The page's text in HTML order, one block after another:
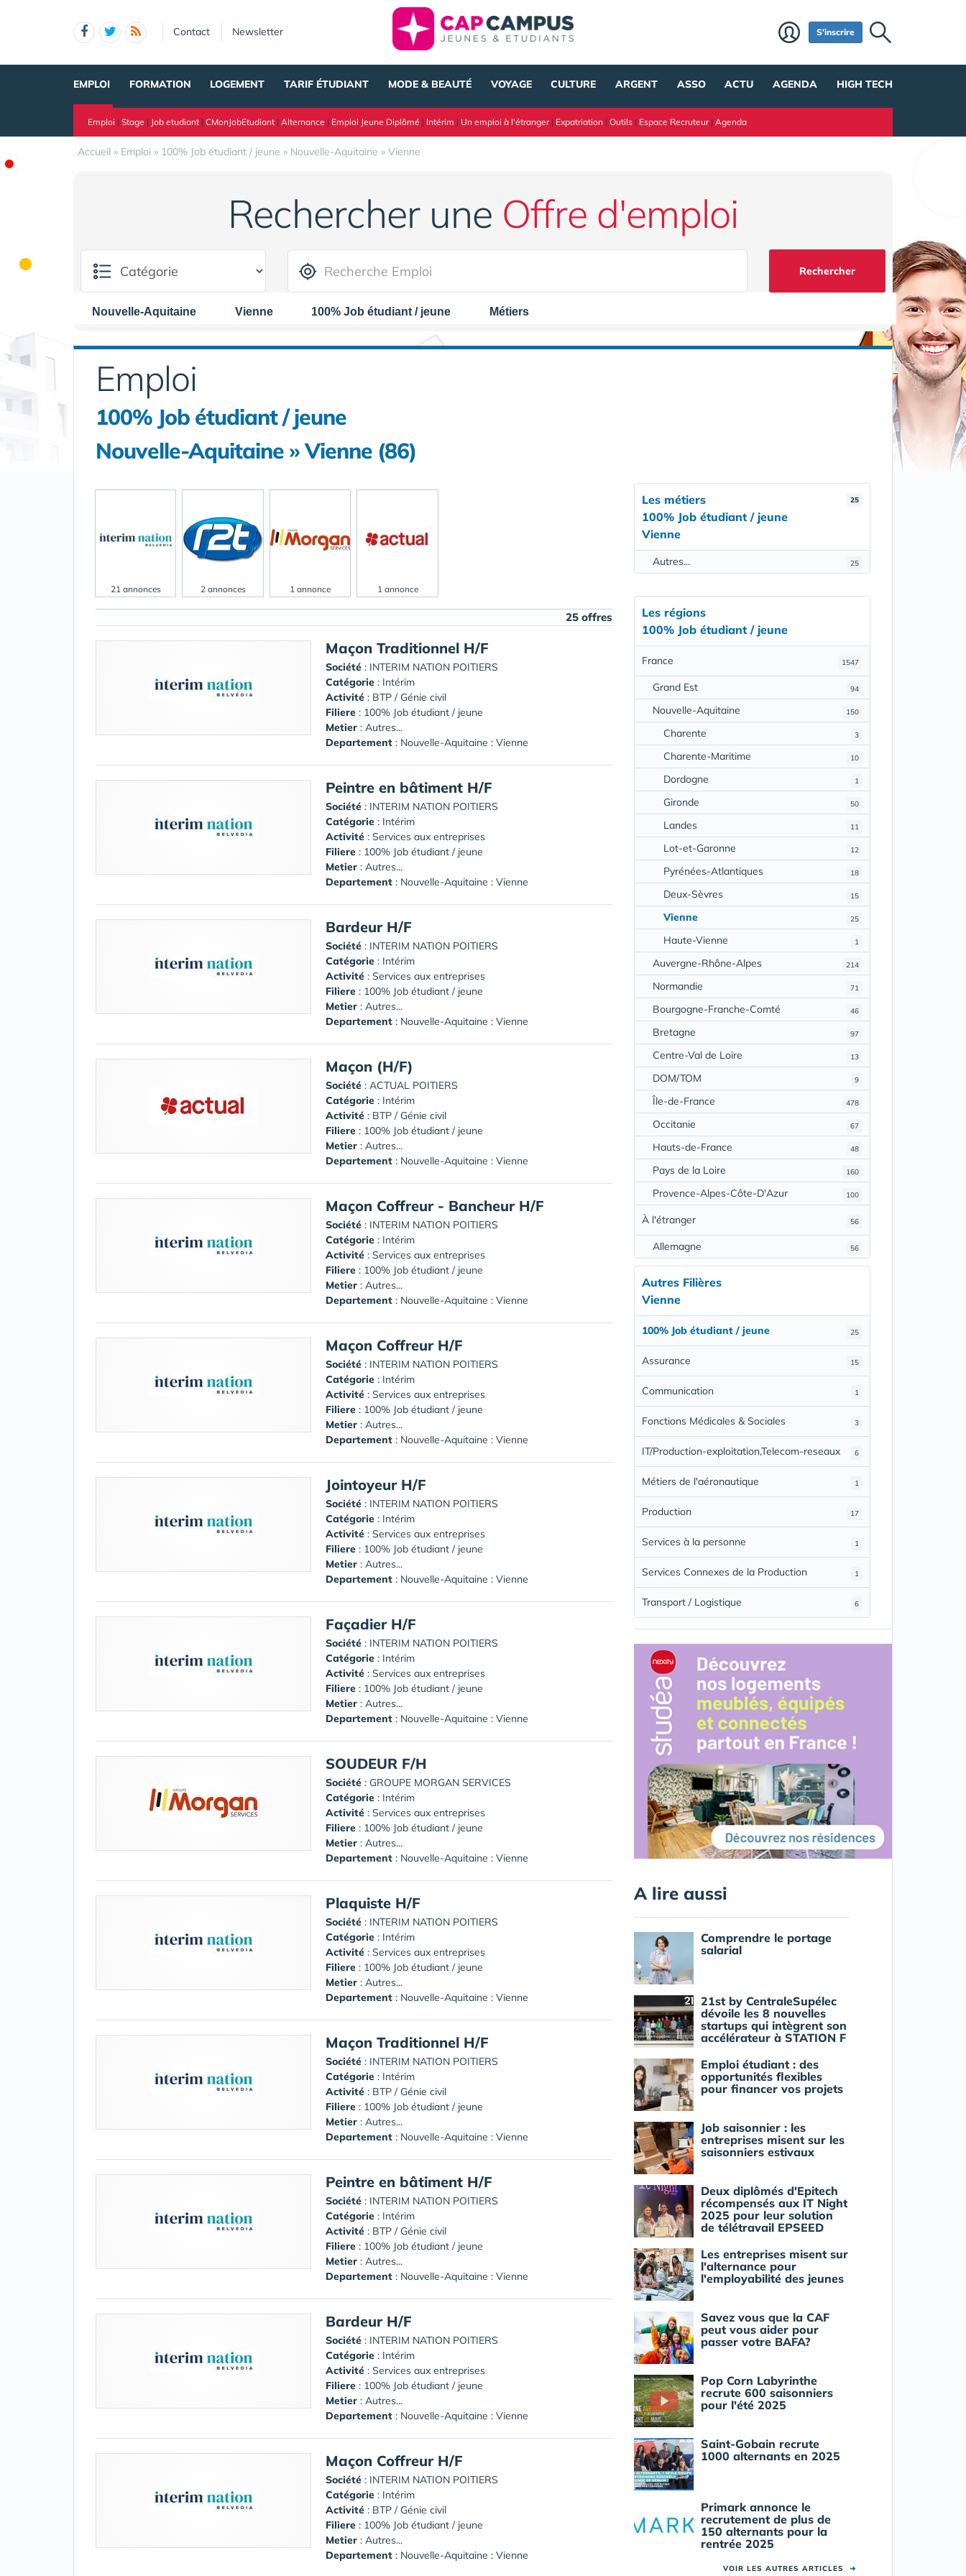
Contact Newsletter S'inscrire
EMPLOI FORMATION LOGEMENT TARIF ÉTUDIANT MODE & BEAUTÉ VOYAGE CULTURE ARGENT ASSO ACTU AGENDA HIGH TECH
Emploi | Stage | Job etudiant | CMonJobEtudiant | Alternance | Emploi Jeune Diplômé | Intérim | Un emploi à l'étranger| Expatriation | Outils | Espace Recruteur| Agenda
Accueil » Emploi » 100% Job étudiant / jeune » Nouvelle-Aquitaine » Vienne
Rechercher une Offre d'emploi
Rechercher
Nouvelle-Aquitaine Vienne 100% Job étudiant / jeune Métiers
Emploi
100% Job étudiant / jeune
Nouvelle-Aquitaine » Vienne (86)
21 annonces 2 annonces 1 annonce 1 annonce
25 offres
Maçon Traditionnel H/F
Société : INTERIM NATION POITIERS
Catégorie : Intérim
Activité : BTP / Génie civil
Filiere : 100% Job étudiant / jeune
Metier : Autres...
Departement : Nouvelle-Aquitaine : Vienne
Peintre en bâtiment H/F
Société : INTERIM NATION POITIERS
Catégorie : Intérim
Activité : Services aux entreprises
Filiere : 100% Job étudiant / jeune
Metier : Autres...
Departement : Nouvelle-Aquitaine : Vienne
Bardeur H/F
Société : INTERIM NATION POITIERS
Catégorie : Intérim
Activité : Services aux entreprises
Filiere : 100% Job étudiant / jeune
Metier : Autres...
Departement : Nouvelle-Aquitaine : Vienne
Maçon (H/F)
Société : ACTUAL POITIERS
Catégorie : Intérim
Activité : BTP / Génie civil
Filiere : 100% Job étudiant / jeune
Metier : Autres...
Departement : Nouvelle-Aquitaine : Vienne
Maçon Coffreur - Bancheur H/F
Société : INTERIM NATION POITIERS
Catégorie : Intérim
Activité : Services aux entreprises
Filiere : 100% Job étudiant / jeune
Metier : Autres...
Departement : Nouvelle-Aquitaine : Vienne
Maçon Coffreur H/F
Société : INTERIM NATION POITIERS
Catégorie : Intérim
Activité : Services aux entreprises
Filiere : 100% Job étudiant / jeune
Metier : Autres...
Departement : Nouvelle-Aquitaine : Vienne
Jointoyeur H/F
Société : INTERIM NATION POITIERS
Catégorie : Intérim
Activité : Services aux entreprises
Filiere : 100% Job étudiant / jeune
Metier : Autres...
Departement : Nouvelle-Aquitaine : Vienne
Façadier H/F
Société : INTERIM NATION POITIERS
Catégorie : Intérim
Activité : Services aux entreprises
Filiere : 100% Job étudiant / jeune
Metier : Autres...
Departement : Nouvelle-Aquitaine : Vienne
SOUDEUR F/H
Société : GROUPE MORGAN SERVICES
Catégorie : Intérim
Activité : Services aux entreprises
Filiere : 100% Job étudiant / jeune
Metier : Autres...
Departement : Nouvelle-Aquitaine : Vienne
Plaquiste H/F
Société : INTERIM NATION POITIERS
Catégorie : Intérim
Activité : Services aux entreprises
Filiere : 100% Job étudiant / jeune
Metier : Autres...
Departement : Nouvelle-Aquitaine : Vienne
Maçon Traditionnel H/F
Société : INTERIM NATION POITIERS
Catégorie : Intérim
Activité : BTP / Génie civil
Filiere : 100% Job étudiant / jeune
Metier : Autres...
Departement : Nouvelle-Aquitaine : Vienne
Peintre en bâtiment H/F
Société : INTERIM NATION POITIERS
Catégorie : Intérim
Activité : BTP / Génie civil
Filiere : 100% Job étudiant / jeune
Metier : Autres...
Departement : Nouvelle-Aquitaine : Vienne
Bardeur H/F
Société : INTERIM NATION POITIERS
Catégorie : Intérim
Activité : Services aux entreprises
Filiere : 100% Job étudiant / jeune
Metier : Autres...
Departement : Nouvelle-Aquitaine : Vienne
Maçon Coffreur H/F
Société : INTERIM NATION POITIERS
Catégorie : Intérim
Activité : BTP / Génie civil
Filiere : 100% Job étudiant / jeune
Metier : Autres...
Departement : Nouvelle-Aquitaine : Vienne
25
Les métiers
100% Job étudiant / jeune
Vienne
25
Autres...
Les régions
100% Job étudiant / jeune
1547
France
94
Grand Est
150
Nouvelle-Aquitaine
3
Charente
10
Charente-Maritime
1
Dordogne
50
Gironde
11
Landes
12
Lot-et-Garonne
18
Pyrénées-Atlantiques
15
Deux-Sèvres
25
Vienne
1
Haute-Vienne
214
Auvergne-Rhône-Alpes
71
Normandie
46
Bourgogne-Franche-Comté
97
Bretagne
13
Centre-Val de Loire
9
DOM/TOM
478
Île-de-France
67
Occitanie
48
Hauts-de-France
160
Pays de la Loire
100
Provence-Alpes-Côte-D'Azur
56
À l'étranger
56
Allemagne
Autres Filières
Vienne
25
100% Job étudiant / jeune
15
Assurance
1
Communication
3
Fonctions Médicales & Sociales
6
IT/Production-exploitation,Telecom-reseaux
1
Métiers de l'aéronautique
17
Production
1
Services à la personne
1
Services Connexes de la Production
6
Transport / Logistique
A lire aussi
Comprendre le portage
salarial
21st by CentraleSupélec
dévoile les 8 nouvelles
startups qui intègrent son
accélérateur à STATION F
Emploi étudiant : des
opportunités flexibles
pour financer vos projets
Job saisonnier : les
entreprises misent sur les
saisonniers estivaux
Deux diplômés d'Epitech
récompensés aux IT Night
2025 pour leur solution
de télétravail EPSEED
Les entreprises misent sur
l'alternance pour
l'employabilité des jeunes
Savez vous que la CAF
peut vous aider pour
passer votre BAFA?
Pop Corn Labyrinthe
recrute 600 saisonniers
pour l'été 2025
Saint-Gobain recrute
1000 alternants en 2025
Primark annonce le
recrutement de plus de
150 alternants pour la
rentrée 2025
VOIR LES AUTRES ARTICLES ➜